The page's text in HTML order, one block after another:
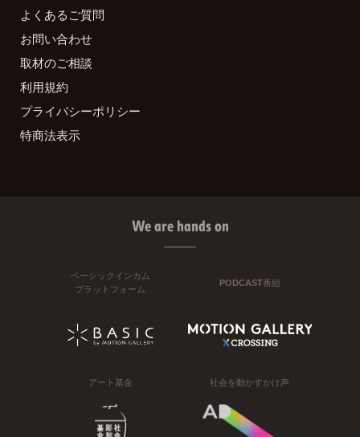
よくあるご質問
お問い合わせ
取材のご相談
利用規約
プライバシーポリシー
特商法表示
We are hands on
ベーシックインカム
プラットフォーム
PODCAST番組
アート基金 社会を動かすかけ声